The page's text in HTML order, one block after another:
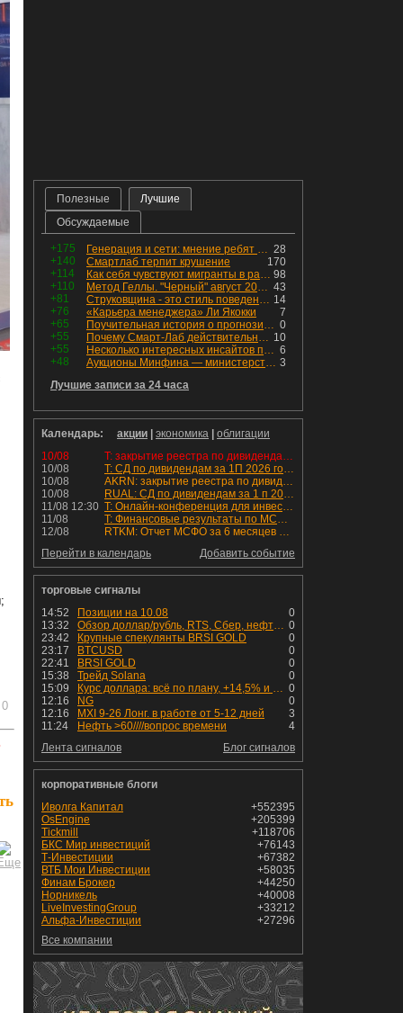
0
Полезные
Лучшие
Обсуждаемые
+175 28
Генерация и сети: мнение ребят из индустрии
+140
170
Смартлаб терпит крушение
+114
98
Как себя чувствуют мигранты в раю, в который они так стремились
+110
43
Метод Геллы. "Черный" август 2026 - быть или не быть?
+81
14
Струковщина - это стиль поведения, известный всем в секторе золотодобычи.
+76
7
«Карьера менеджера» Ли Якокки
+65
0
Поучительная история о прогнозировании
+55
10
Почему Смарт-Лаб действительно протух
+55
6
Несколько интересных инсайтов по "Озону"
+48
3
Аукционы Минфина — министерство всё ещё не придумало "лекарство" для рынка ОФЗ. Ликвидности банкам не хватает это по РЕПО аукционам!
Лучшие записи за 24 часа
Календарь: акции экономика
облигации
10/08
T: закрытие реестра по дивидендам 4.6 руб
10/08
T: СД по дивидендам за 1П 2026 года.
10/08
AKRN: закрытие реестра по дивидендам 235 руб
10/08
RUAL: СД по дивидендам за 1 п 2026 года.
11/08 12:30
T: Онлайн-конференция для инвесторов и аналитиков
11/08
T: Финансовые результаты по МСФО за 2к 2026 года
12/08
RTKM: Отчет МСФО за 6 месяцев 2026 года
Добавить событие
Перейти в календарь
торговые сигналы
14:52
0
Позиции на 10.08
13:32
0
Обзор доллар/рубль, RTS, Сбер, нефть Brent, натуральный газ, bitcoin и золото на 10 августа 2026
23:42
0
Крупные спекулянты BRSI GOLD
23:17
0
BTCUSD
22:41
0
BRSI GOLD
15:38
0
Трейд Solana
15:09
0
Курс доллара: всё по плану, +14,5% и рост продолжается!
12:16
0
NG
12:16
3
MXI 9-26 Лонг. в работе от 5-12 дней
11:24
4
Нефть >60////вопрос времени
Блог сигналов
Лента сигналов
корпоративные блоги
+552395
Иволга Капитал
+205399
OsEngine
+118706
Tickmill
+76143
БКС Мир инвестиций
+67382
Т-Инвестиции
+58035
ВТБ Мои Инвестиции
+44250
Финам Брокер
+40008
Норникель
+33212
LiveInvestingGroup
+27296
Альфа-Инвестиции
Все компании